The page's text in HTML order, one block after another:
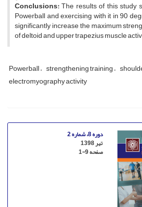
Conclusions:The results of this study
Powerball and exercising with it in 90
significantly increase the maximum
of deltoid and upper trapezius muscle
Powerball strengthening training
electromyography activity
دوره 8، شماره 2
تیر 1398
صفحه1-9